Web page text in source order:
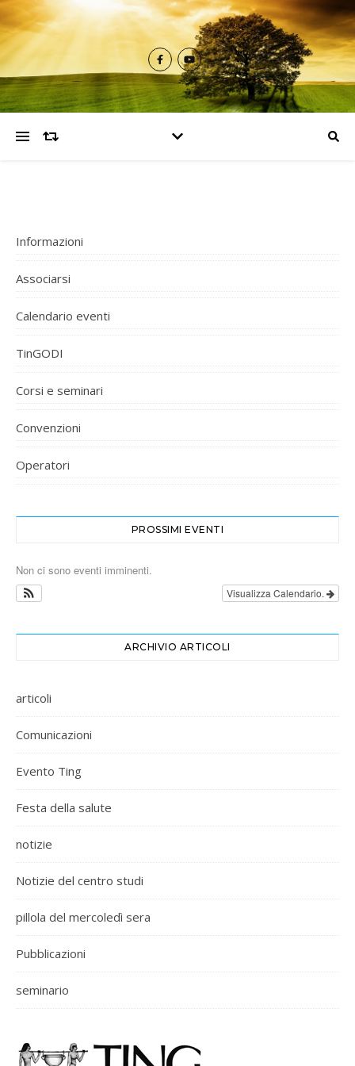
Informazioni
Associarsi
Calendario eventi
TinGODI
Corsi e seminari
Convenzioni
Operatori
PROSSIMI EVENTI
Non ci sono eventi imminenti.
Visualizza Calendario.
ARCHIVIO ARTICOLI
articoli
Comunicazioni
Evento Ting
Festa della salute
notizie
Notizie del centro studi
pillola del mercoledì sera
Pubblicazioni
seminario